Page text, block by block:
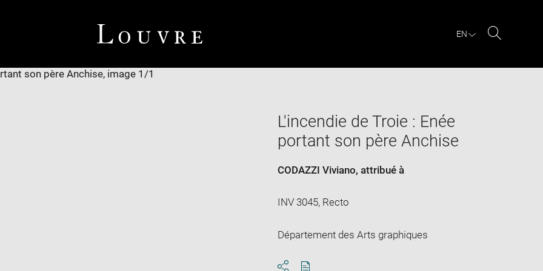
EN
L'incendie de Troie : Enée
portant son père Anchise
CODAZZI Viviano, attribué à
INV 3045, Recto
Département des Arts graphiques